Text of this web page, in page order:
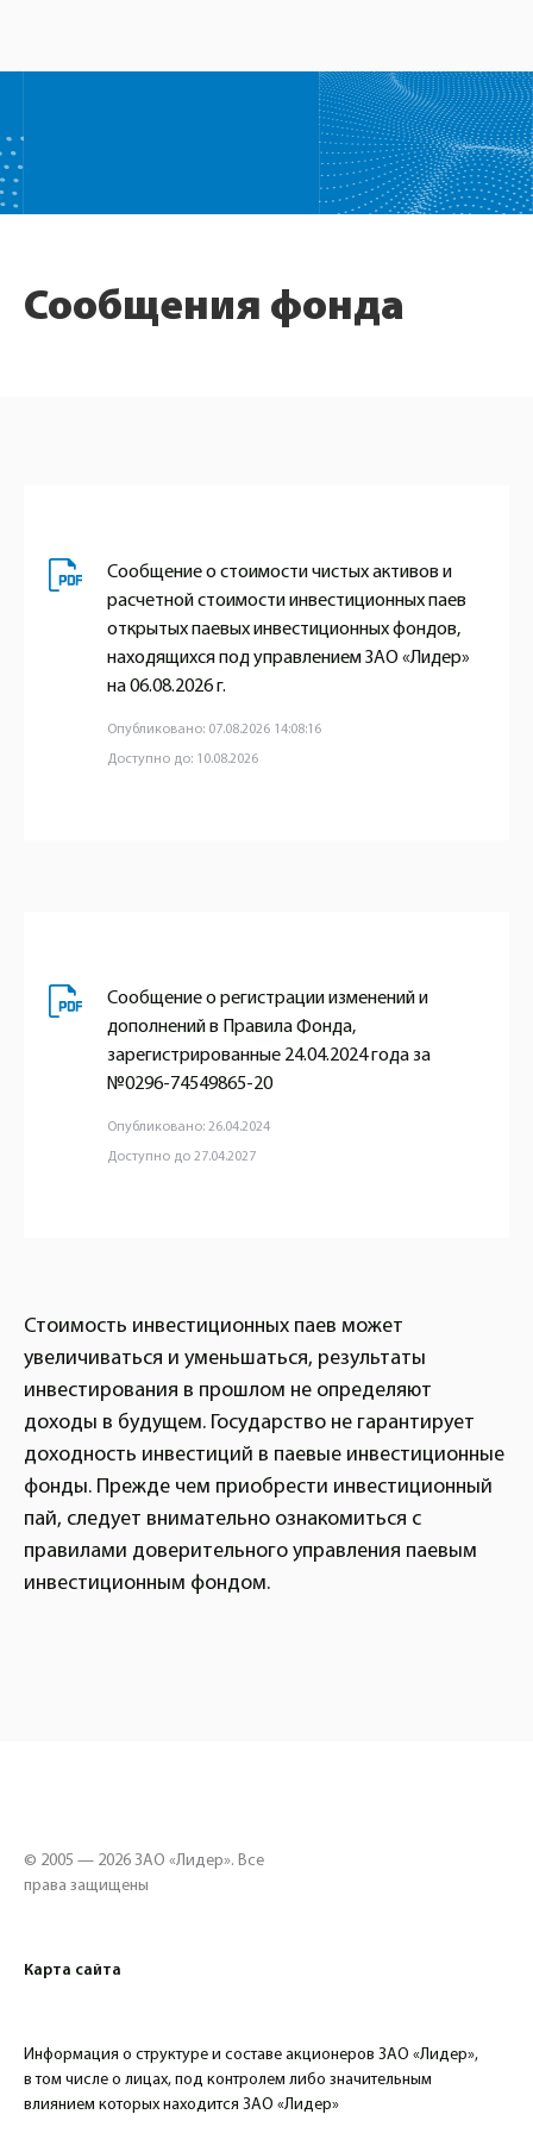
Сообщения фонда
Сообщение о стоимости чистых активов и
расчетной стоимости инвестиционных паев
открытых паевых инвестиционных фондов,
находящихся под управлением ЗАО «Лидер»
на 06.08.2026 г.
Опубликовано: 07.08.2026 14:08:16
Доступно до: 10.08.2026
Сообщение о регистрации изменений и
дополнений в Правила Фонда,
зарегистрированные 24.04.2024 года за
№0296-74549865-20
Опубликовано: 26.04.2024
Доступно до 27.04.2027
Стоимость инвестиционных паев может
увеличиваться и уменьшаться, результаты
инвестирования в прошлом не определяют
доходы в будущем. Государство не гарантирует
доходность инвестиций в паевые инвестиционные
фонды. Прежде чем приобрести инвестиционный
пай, следует внимательно ознакомиться с
правилами доверительного управления паевым
инвестиционным фондом.
© 2005 — 2026 ЗАО «Лидер». Все
права защищены
Карта сайта
Информация о структуре и составе акционеров ЗАО «Лидер»,
в том числе о лицах, под контролем либо значительным
влиянием которых находится ЗАО «Лидер»